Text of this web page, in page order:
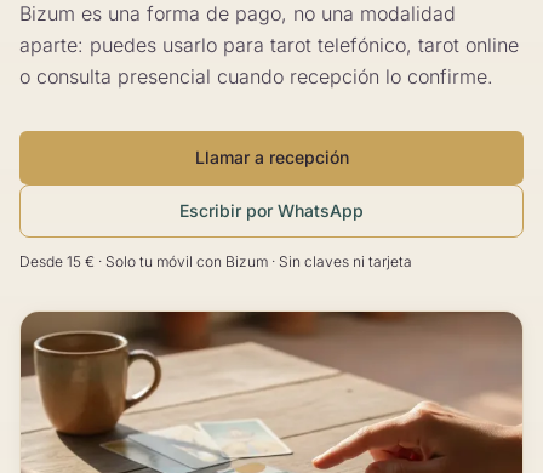
Bizum es una forma de pago, no una modalidad
aparte: puedes usarlo para tarot telefónico, tarot online
o consulta presencial cuando recepción lo confirme.
Llamar a recepción
Escribir por WhatsApp
Desde 15 € · Solo tu móvil con Bizum · Sin claves ni tarjeta